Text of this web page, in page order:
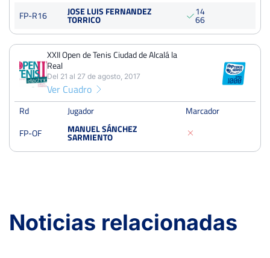
Del 24 al 26 de agosto, 2018
XXII Open de Tenis Ciudad de Alcalá la Real
Del 21 al 27 de agosto, 2017
Octavos
Dura
FP-R16
JOSE LUIS FERNANDEZ
TORRICO
1
6
4
6
XXII Open de Tenis Ciudad de Alcalá la
Real
Del 21 al 27 de agosto, 2017
Ver Cuadro
Rd Jugador
Marcador
FP-OF
MANUEL SÁNCHEZ
SARMIENTO
Noticias relacionadas